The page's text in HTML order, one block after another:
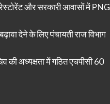
और सरकारी आवासों में PNG
देने के लिए पंचायती राज विभाग
अध्यक्षता में गठित एचपीसी 60